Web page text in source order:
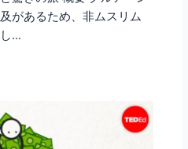
があるため、非ムスリム
…